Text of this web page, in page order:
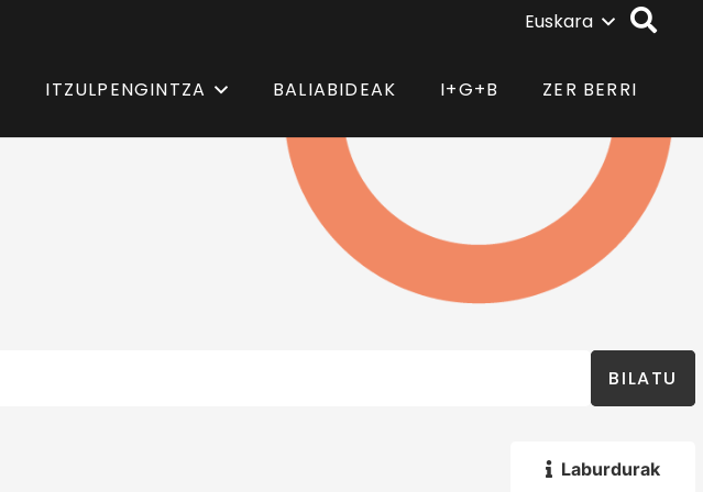
Euskara
ITZULPENGINTZA BALIABIDEAK I+G+B ZER BERRI
BILATU
Laburdurak